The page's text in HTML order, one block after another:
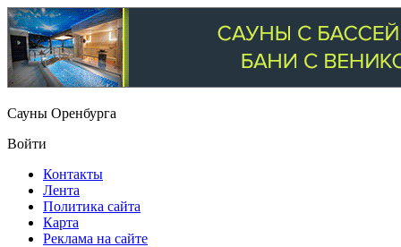
Сауны Оренбурга
Войти
Контакты
Лента
Политика сайта
Карта
Реклама на сайте